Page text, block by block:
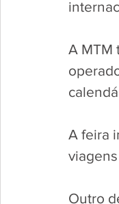
A MTM
A feira
Outro